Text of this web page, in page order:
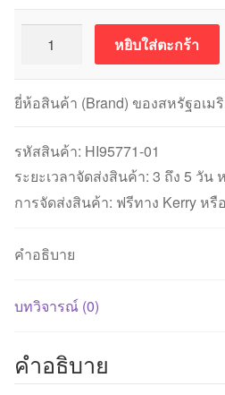
Reagents
สำหรับ
Total
Chlorine
HANNA
ช่วง
HI95771-
(100
ชิ้น
หยิบใส่ตะกร้า
ยี่ห้อสินค้า (Brand) ของสหรัฐอเม
รหัสสินค้า: HI95771-01
ระยะเวลาจัดส่งสินค้า: 3 ถึง 5 วัน
การจัดส่งสินค้า: ฟรีทาง Kerry ห
คำอธิบาย
บทวิจารณ์ (0)
คำอธิบาย